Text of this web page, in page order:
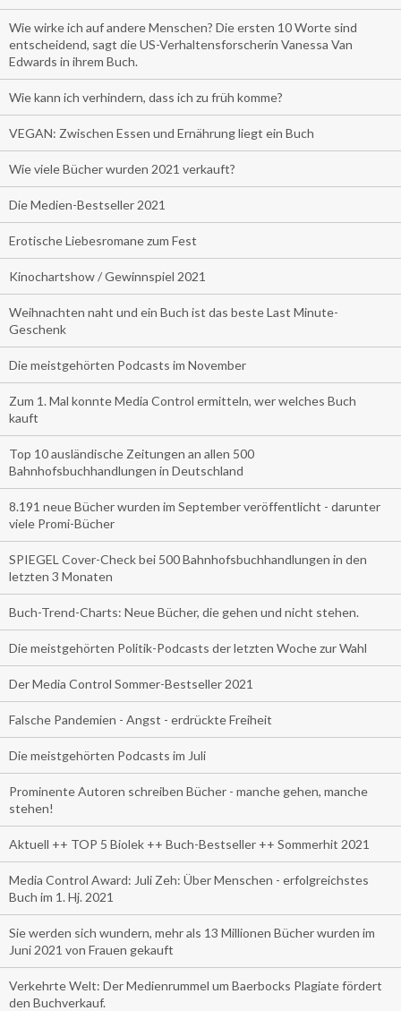
Wie wirke ich auf andere Menschen? Die ersten 10 Worte sind
entscheidend, sagt die US-Verhaltensforscherin Vanessa Van
Edwards in ihrem Buch.
Wie kann ich verhindern, dass ich zu früh komme?
VEGAN: Zwischen Essen und Ernährung liegt ein Buch
Wie viele Bücher wurden 2021 verkauft?
Die Medien-Bestseller 2021
Erotische Liebesromane zum Fest
Kinochartshow / Gewinnspiel 2021
Weihnachten naht und ein Buch ist das beste Last Minute-
Geschenk
Die meistgehörten Podcasts im November
Zum 1. Mal konnte Media Control ermitteln, wer welches Buch
kauft
Top 10 ausländische Zeitungen an allen 500
Bahnhofsbuchhandlungen in Deutschland
8.191 neue Bücher wurden im September veröffentlicht - darunter
viele Promi-Bücher
SPIEGEL Cover-Check bei 500 Bahnhofsbuchhandlungen in den
letzten 3 Monaten
Buch-Trend-Charts: Neue Bücher, die gehen und nicht stehen.
Die meistgehörten Politik-Podcasts der letzten Woche zur Wahl
Der Media Control Sommer-Bestseller 2021
Falsche Pandemien - Angst - erdrückte Freiheit
Die meistgehörten Podcasts im Juli
Prominente Autoren schreiben Bücher - manche gehen, manche
stehen!
Aktuell ++ TOP 5 Biolek ++ Buch-Bestseller ++ Sommerhit 2021
Media Control Award: Juli Zeh: Über Menschen - erfolgreichstes
Buch im 1. Hj. 2021
Sie werden sich wundern, mehr als 13 Millionen Bücher wurden im
Juni 2021 von Frauen gekauft
Verkehrte Welt: Der Medienrummel um Baerbocks Plagiate fördert
den Buchverkauf.